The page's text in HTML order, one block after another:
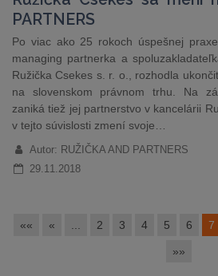
PARTNERS
Po viac ako 25 rokoch úspešnej
managing partnerka a
Ružička Csekes s. r. o., rozhodla
na slovenskom právnom trhu. Na
zaniká tiež jej partnerstvo v kancelárii
v tejto súvislosti zmení svoje…
Autor: RUŽIČKA AND PARTNERS
29.11.2018
«« « 2 3 4 5 6 7
»»